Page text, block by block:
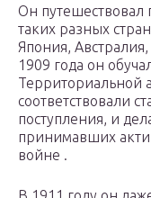
Он путешествовал
таких разных
Япония,
1909 года он
Территориальной
соответствовали
поступления, и
принимавших
войне .